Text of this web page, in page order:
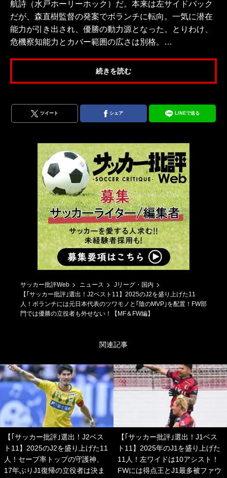
航詩（水戸ホーリーホック）だ。本来は左サイドバック
だが、森直樹監督の発案でボランチに転向。一気に潜在
能力が引き出され、優勝の動力源となった。とりわけ、
危機察知能力とカバー範囲の広さは別格。…
続きを読む
ツイート シェア LINEで送る
サッカー批評Web ニュース
Jリーグ・国内
【｢サッカー批評｣選出！J2ベスト11】2025のJ2を盛り上げた11
人！ボランチには元日本代表のツワモノと｢陰のMVP｣を配置！FW部
門では優勝の立役者も外せない！【MF＆FW編】
関連記事
【｢サッカー批評｣選出！J2ベス
ト11】2025のJ2を盛り上げた11
人！セーブ率トップの守護神、
17年ぶりJ1復帰の立役者は決ま
【｢サッカー批評｣選出！J1ベス
ト11】2025年のJ1を盛り上げた
11人！左ワイドは10アシスト！
FWには得点王とJ1最多被ファウ